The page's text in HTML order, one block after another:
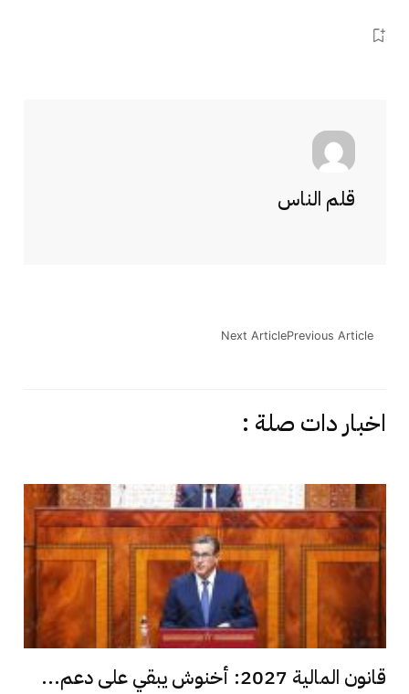
قلم الناس
Previous Article
Next Article
اخبار دات صلة :
قانون المالية 2027: أخنوش يبقي على دعم...